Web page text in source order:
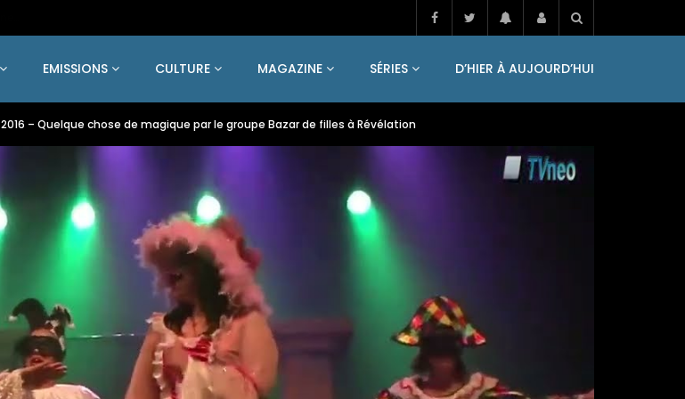
EMISSIONS CULTURE MAGAZINE SÉRIES D’HIER À AUJOURD’HUI
2016 – Quelque chose de magique par le groupe Bazar de filles à Révélation